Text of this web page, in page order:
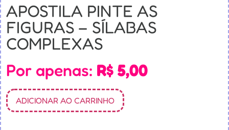
APOSTILA PINTE AS
FIGURAS – SÍLABAS
COMPLEXAS
Por apenas: R$ 5,00
ADICIONAR AO CARRINHO